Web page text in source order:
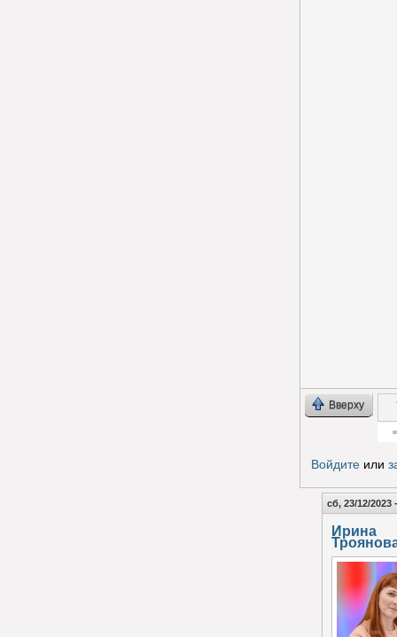
Вверху
Войдитеили
сб, 23/12/2023
Ирина